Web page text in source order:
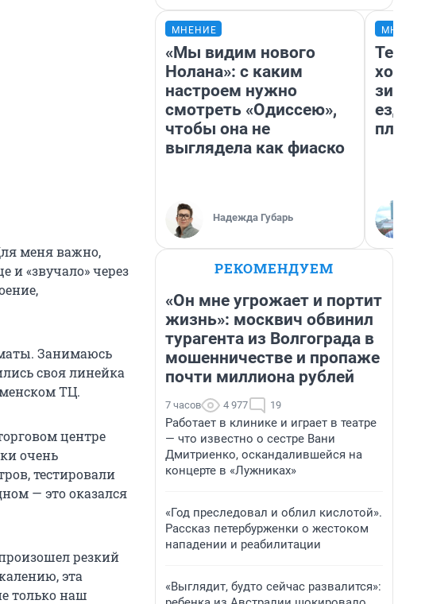
меня важно,
и «звучало» через
Занимаюсь
своя линейка
ТЦ.
центре
очень
тестировали
— это оказался
резкий
эта
только наш
МНЕНИЕ
«Мы видим нового
Нолана»: с каким
настроем нужно
смотреть «Одиссею»,
чтобы она не
выглядела как фиаско
Надежда Губарь
ездит
РЕКОМЕНДУЕМ
«Он мне угрожает и портит
жизнь»: москвич обвинил
турагента из Волгограда в
мошенничестве и пропаже
почти миллиона рублей
7 часов 4 977 19
Работает в клинике и играет в театре
— что известно о сестре Вани
Дмитриенко, оскандалившейся на
концерте в «Лужниках»
«Год преследовал и облил кислотой».
Рассказ петербурженки о жестоком
нападении и реабилитации
«Выглядит, будто сейчас развалится»: